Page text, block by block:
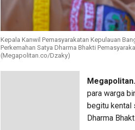
Kepala Kanwil Pemasyarakatan Kepulauan
Perkemahan Satya Dharma Bhakti
(Megapolitan.co/Dzaky)
para warga
begitu kental
Dharma